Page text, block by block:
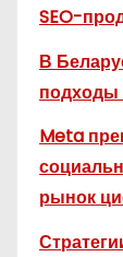
SEO-
В
подходы
Meta
рынок